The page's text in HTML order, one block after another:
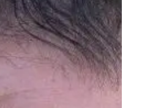
Especiales
Política
Galerías